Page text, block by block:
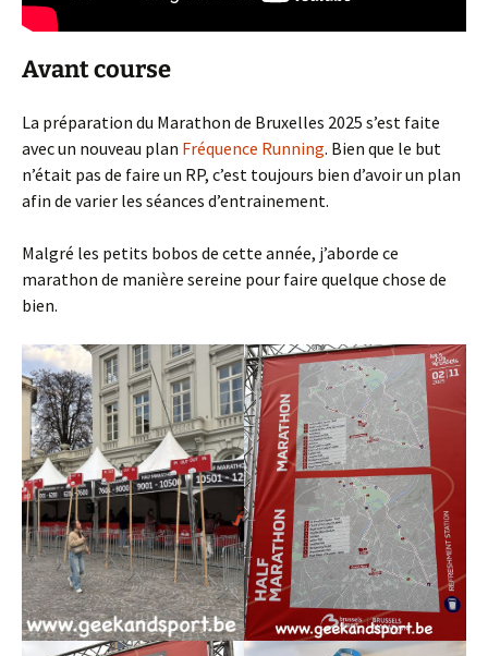
Avant course
La préparation du Marathon de Bruxelles 2025 s’est faite
avec un nouveau plan Fréquence Running. Bien que le but
n’était pas de faire un RP, c’est toujours bien d’avoir un plan
afin de varier les séances d’entrainement.
Malgré les petits bobos de cette année, j’aborde ce
marathon de manière sereine pour faire quelque chose de
bien.